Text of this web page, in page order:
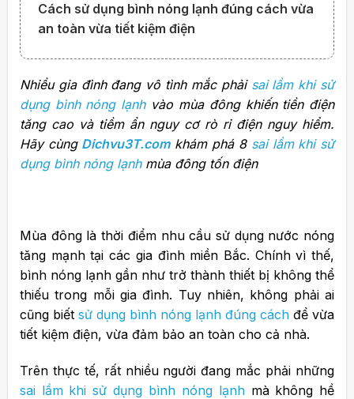
Cách sử dụng bình nóng lạnh đúng cách vừa
an toàn vừa tiết kiệm điện
Nhiều gia đình đang vô tình mắc phải sai lầm khi sử
dụng bình nóng lạnhvào mùa đông khiến tiền điện
tăng cao và tiềm ẩn nguy cơ rò rỉ điện nguy hiểm.
Hãy cùng Dichvu3T.com khám phá 8 sai lầm khi sử
dụng bình nóng lạnhmùa đông tốn điện
Mùa đông là thời điểm nhu cầu sử dụng nước nóng
tăng mạnh tại các gia đình miền Bắc. Chính vì thế,
bình nóng lạnh gần như trở thành thiết bị không thể
thiếu trong mỗi gia đình. Tuy nhiên, không phải ai
cũng biết sử dụng bình nóng lạnh đúng cách để vừa
tiết kiệm điện, vừa đảm bảo an toàn cho cả nhà.
Trên thực tế, rất nhiều người đang mắc phải những
sai lầm khi sử dụng bình nóng lạnhmà không hề